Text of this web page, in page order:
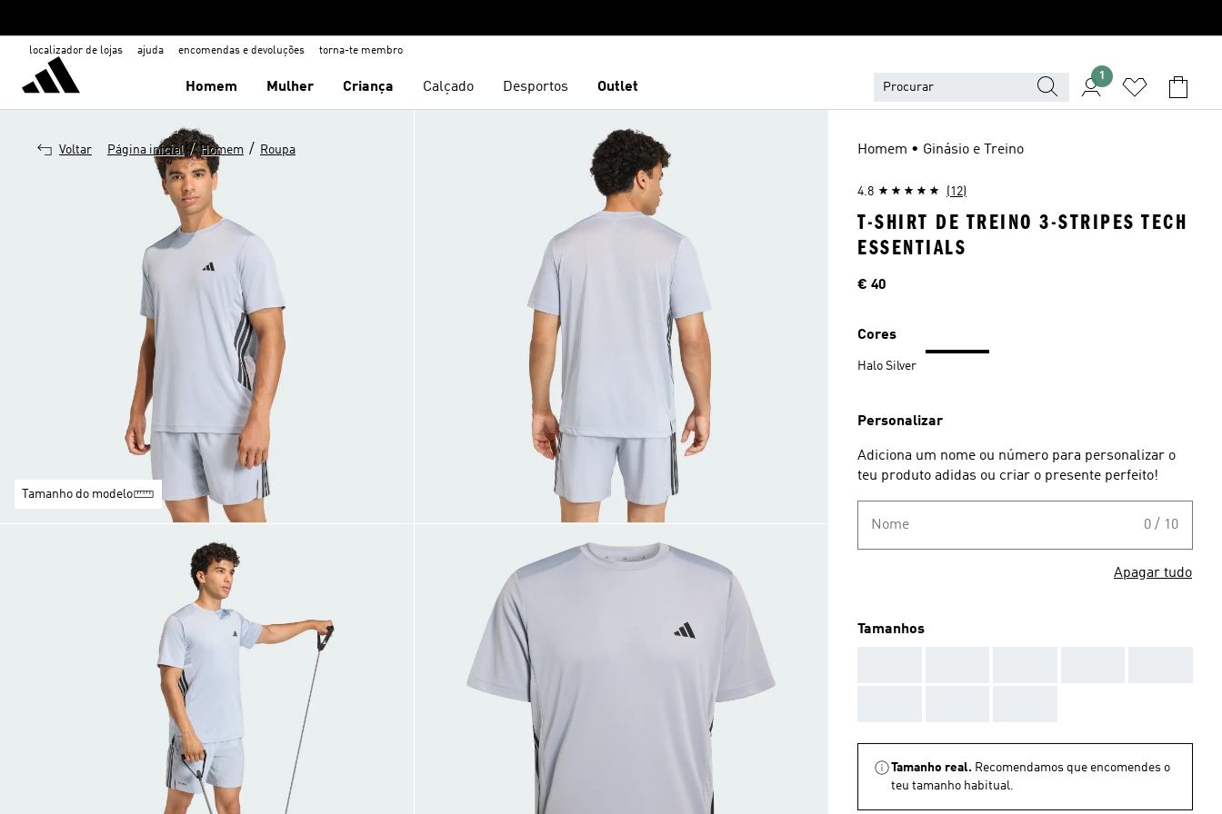
localizador de lojas ajuda encomendas e devoluções torna-te membro
Homem Mulher Criança Calçado Desportos Outlet
1
Voltar Página inicial / Homem / Roupa
Tamanho do modelo
Homem • Ginásio e Treino
4.8 (12)
T-SHIRT DE TREINO 3-STRIPES TECH
ESSENTIALS
Preço
€ 40
Cores
Halo Silver
Personalizar
Adiciona um nome ou número para personalizar o
teu produto adidas ou criar o presente perfeito!
Nome 0 / 10
Apagar tudo
Tamanhos
Tamanho real. Recomendamos que encomendes o
teu tamanho habitual.